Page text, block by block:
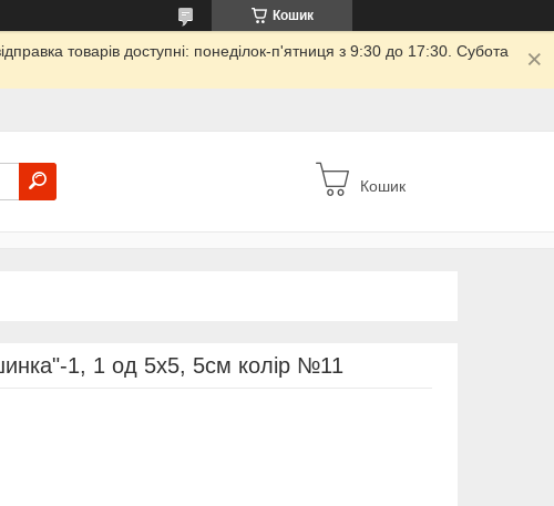
Кошик
товарів доступні: понеділок-п'ятниця з 9:30 до 17:30. Субота
Кошик
1, 1 од 5х5, 5см колір №11